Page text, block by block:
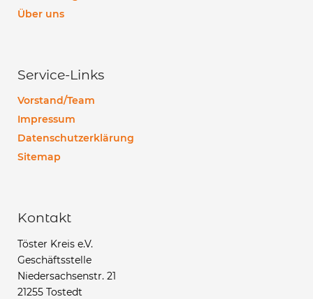
Über uns
Service-Links
Vorstand/Team
Impressum
Datenschutzerklärung
Sitemap
Kontakt
Töster Kreis e.V.
Geschäftsstelle
Niedersachsenstr. 21
21255 Tostedt